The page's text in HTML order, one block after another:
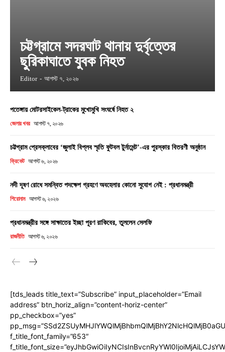
চট্টগ্রামে সদরঘাট থানায় দুর্বৃত্তের
ছুরিকাঘাতে যুবক নিহত
Editor - আগস্ট ৭, ২০২৬
পতেঙ্গায় মোটরসাইকেল-ট্রাকের মুখোমুখি সংঘর্ষে নিহত ২
জেলার খবর আগস্ট ৭, ২০২৬
চট্টগ্রাম প্রেসক্লাবের ‘জুলাই বিপ্লব স্মৃতি ফুটবল টুর্নামেন্ট’-এর পুরস্কার বিতরণী অনুষ্ঠান
ক্রিকেট আগস্ট ৬, ২০২৬
নদী দূষণ রোধে সমন্বিত পদক্ষেপ গ্রহণে অবহেলার কোনো সুযোগ নেই : প্রধানমন্ত্রী
শিরোনাম আগস্ট ৬, ২০২৬
প্রধানমন্ত্রীর সঙ্গে সাক্ষাতের ইচ্ছা পূরণ রাকিবের, তুললেন সেলফি
রাজনীতি আগস্ট ৬, ২০২৬
[tds_leads title_text=”Subscribe” input_placeholder=”Email
address” btn_horiz_align=”content-horiz-center”
pp_checkbox=”yes”
f_title_font_family=”653″